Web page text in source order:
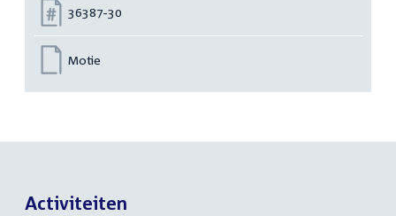
Nummer:
36387-30
Motie
Activiteiten